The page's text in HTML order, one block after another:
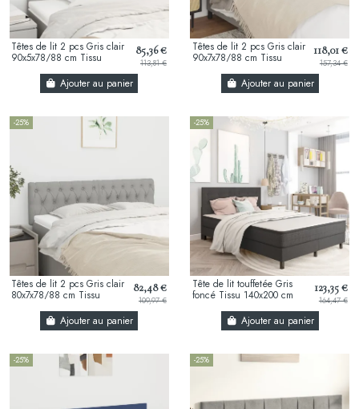
Têtes de lit 2 pcs Gris clair
90x5x78/88 cm Tissu
85,36 €
113,81 €
Ajouter au panier
Têtes de lit 2 pcs Gris clair
90x7x78/88 cm Tissu
118,01 €
157,34 €
Ajouter au panier
-25%
Têtes de lit 2 pcs Gris clair
80x7x78/88 cm Tissu
82,48 €
109,97 €
Ajouter au panier
-25%
Tête de lit touffetée Gris
foncé Tissu 140x200 cm
123,35 €
164,47 €
Ajouter au panier
-25% -25%